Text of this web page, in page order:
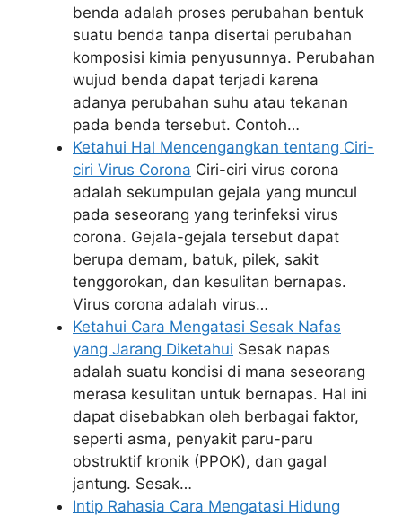
benda adalah proses perubahan bentuk
suatu benda tanpa disertai perubahan
komposisi kimia penyusunnya. Perubahan
wujud benda dapat terjadi karena
adanya perubahan suhu atau tekanan
pada benda tersebut. Contoh…
Ketahui Hal Mencengangkan tentang Ciri-
ciri Virus Corona Ciri-ciri virus corona
adalah sekumpulan gejala yang muncul
pada seseorang yang terinfeksi virus
corona. Gejala-gejala tersebut dapat
berupa demam, batuk, pilek, sakit
tenggorokan, dan kesulitan bernapas.
Virus corona adalah virus…
Ketahui Cara Mengatasi Sesak Nafas
yang Jarang Diketahui Sesak napas
adalah suatu kondisi di mana seseorang
merasa kesulitan untuk bernapas. Hal ini
dapat disebabkan oleh berbagai faktor,
seperti asma, penyakit paru-paru
obstruktif kronik (PPOK), dan gagal
jantung. Sesak…
Intip Rahasia Cara Mengatasi Hidung